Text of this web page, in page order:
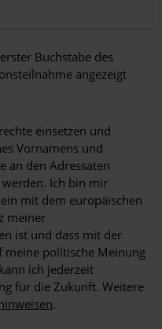
Buchstabe des
angezeigt
einsetzen und
Vornamens und
an den Adressaten
Ich bin mir
mit dem europäischen
meiner
ist und dass mit der
meine politische Meinung
ich jederzeit
für die Zukunft. Weitere
.